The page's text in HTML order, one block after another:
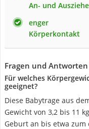
An- und
enger
Körperkontakt
Fragen und
Für welches
geeignet?
Diese Babytrage aus
Gewicht von 3,2 bis 11
Geburt an bis etwa